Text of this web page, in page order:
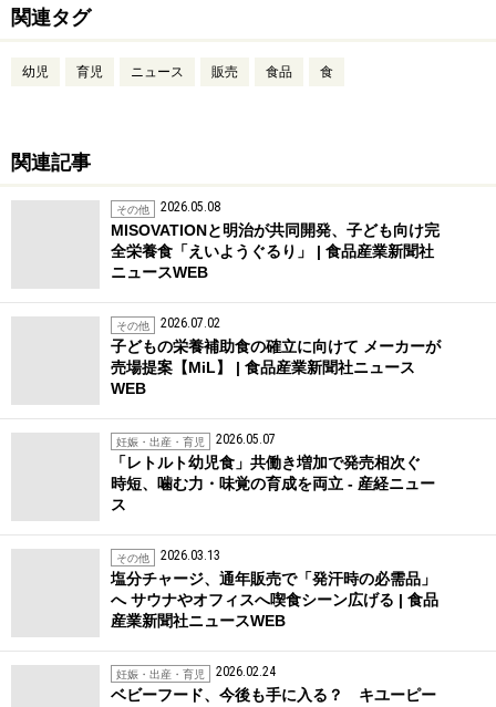
関連タグ
幼児 育児 ニュース 販売 食品 食
関連記事
その他 2026.05.08
MISOVATIONと明治が共同開発、子ども向け完
全栄養食「えいようぐるり」 | 食品産業新聞社
ニュースWEB
その他 2026.07.02
子どもの栄養補助食の確立に向けて メーカーが
売場提案【MiL】 | 食品産業新聞社ニュース
WEB
妊娠・出産・育児 2026.05.07
「レトルト幼児食」共働き増加で発売相次ぐ
時短、噛む力・味覚の育成を両立 - 産経ニュー
ス
その他 2026.03.13
塩分チャージ、通年販売で「発汗時の必需品」
へ サウナやオフィスへ喫食シーン広げる | 食品
産業新聞社ニュースWEB
妊娠・出産・育児 2026.02.24
ベビーフード、今後も手に入る？ キユーピー